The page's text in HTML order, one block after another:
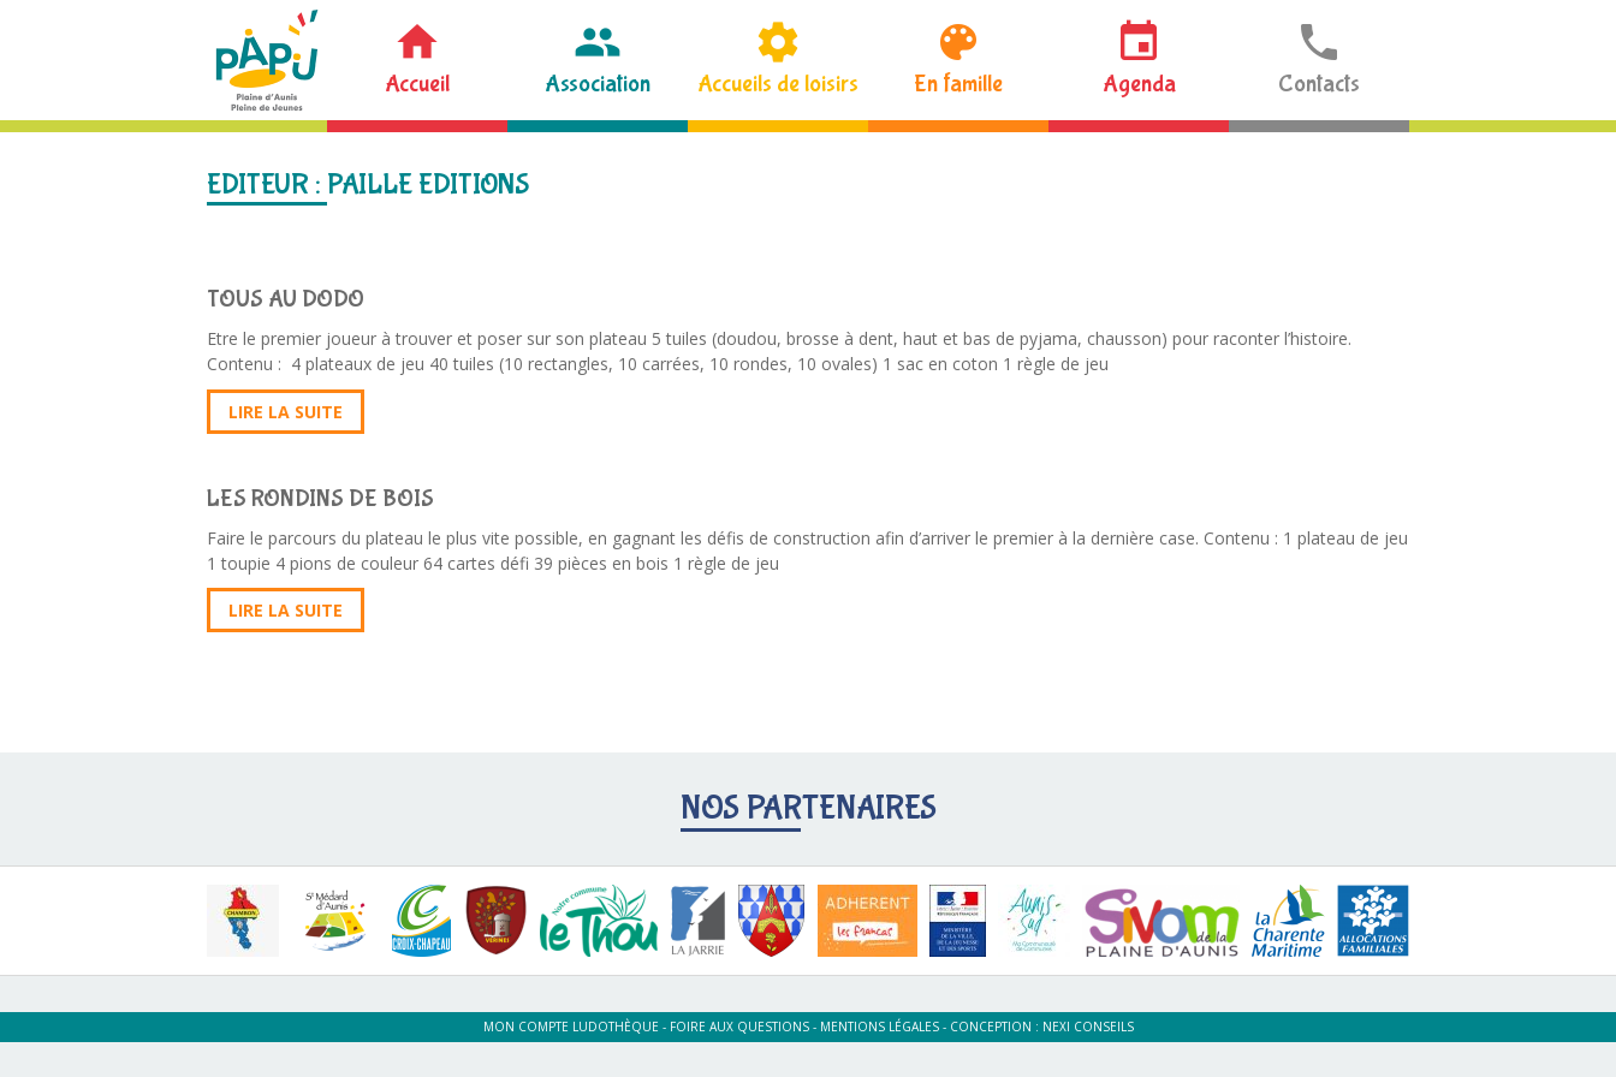
Accueil Association Accueils de loisirs En famille Agenda Contacts
EDITEUR : PAILLE EDITIONS
TOUS AU DODO
Etre le premier joueur à trouver et poser sur son plateau 5 tuiles (doudou, brosse à dent, haut et bas de pyjama, chausson) pour raconter l’histoire.
Contenu : 4 plateaux de jeu 40 tuiles (10 rectangles, 10 carrées, 10 rondes, 10 ovales) 1 sac en coton 1 règle de jeu
LIRE LA SUITE
LES RONDINS DE BOIS
Faire le parcours du plateau le plus vite possible, en gagnant les défis de construction afin d’arriver le premier à la dernière case. Contenu : 1 plateau de jeu
1 toupie 4 pions de couleur 64 cartes défi 39 pièces en bois 1 règle de jeu
LIRE LA SUITE
NOS PARTENAIRES
MON COMPTE LUDOTHÈQUE - FOIRE AUX QUESTIONS- MENTIONS LÉGALES- CONCEPTION : NEXI CONSEILS